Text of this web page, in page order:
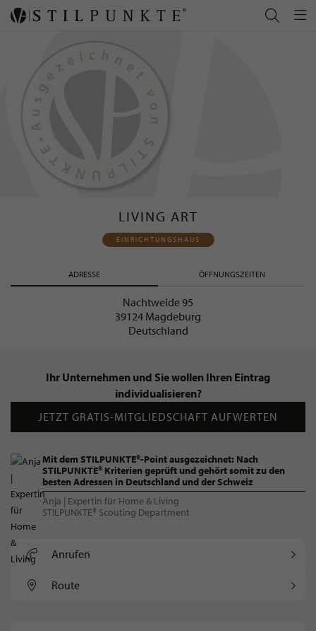
LIVING ART
EINRICHTUNGSHAUS
ADRESSE ÖFFNUNGSZEITEN
Nachtweide 95
39124 Magdeburg
Deutschland
Ihr Unternehmen und Sie wollen Ihren Eintrag
individualisieren?
JETZT GRATIS-MITGLIEDSCHAFT AUFWERTEN
Mit dem STILPUNKTE®-Point ausgezeichnet: Nach
STILPUNKTE® Kriterien geprüft und gehört somit zu den
besten Adressen in Deutschland und der Schweiz
Anja | Expertin für Home & Living
STILPUNKTE® Scouting Department
Anrufen
Route